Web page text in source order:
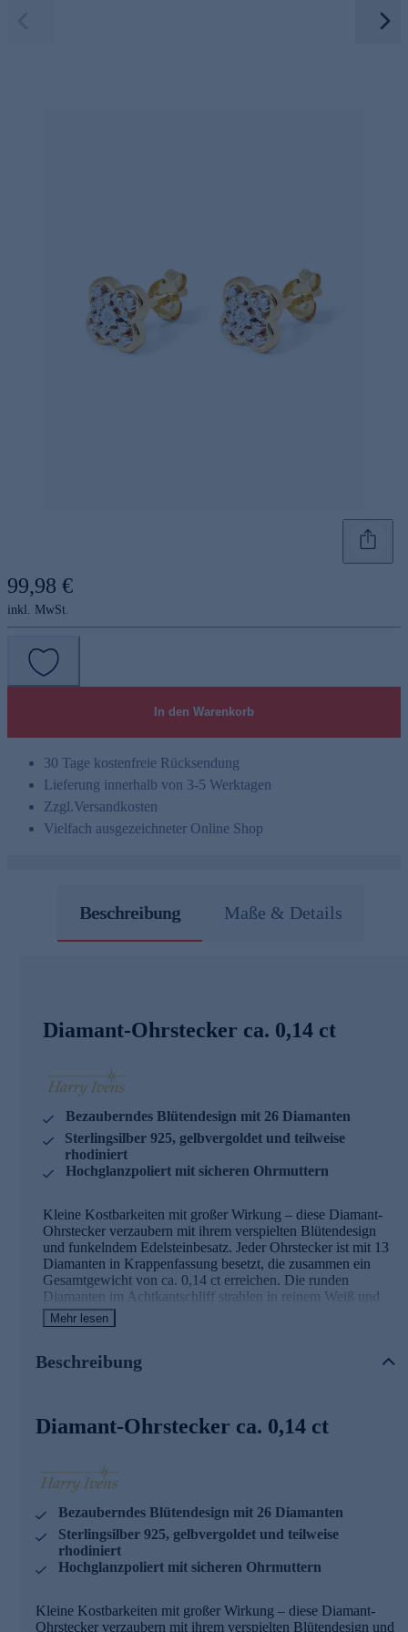
99,98 €
inkl. MwSt.
In den Warenkorb
30 Tage kostenfreie Rücksendung
Lieferung innerhalb von 3-5 Werktagen
Zzgl.Versandkosten
Vielfach ausgezeichneter Online Shop
Beschreibung Maße & Details
Diamant-Ohrstecker ca. 0,14 ct
Bezauberndes Blütendesign mit 26 Diamanten
Sterlingsilber 925, gelbvergoldet und teilweise
rhodiniert
Hochglanzpoliert mit sicheren Ohrmuttern
Kleine Kostbarkeiten mit großer Wirkung – diese Diamant-
Ohrstecker verzaubern mit ihrem verspielten Blütendesign
und funkelndem Edelsteinbesatz. Jeder Ohrstecker ist mit 13
Diamanten in Krappenfassung besetzt, die zusammen ein
Gesamtgewicht von ca. 0,14 ct erreichen. Die runden
Diamanten im Achtkantschliff strahlen in reinem Weiß und
sorgen für ein bezauberndes Funkeln bei jedem Lichteinfall.
Gefasst sind die kostbaren Steine in hochglanzpoliertem
Mikron veredelt wurde. Die teilweise Rhodinierung der
die sowohl im Alltag als auch zu festlichen Anlässen eine
schönes Schmuckstück, das Ihre natürliche Ausstrahlung auf
bezaubernde Weise unterstreicht. Was die Qualität unserer
Schmuckstücke angeht, gehen wir keine Kompromisse ein.
Aus diesem Grund werden unsere Schmuckwaren von
unserer Qualitätssicherung und seitens des Lieferanten
strengsten Prüfprozessen unterzogen. Unter anderem
beinhalten unsere Prüfprozesse Prüfungen auf Konformität
Edelmetallkontrollgesetzgebung.
Mehr lesen
Beschreibung
Diamant-Ohrstecker ca. 0,14 ct
Bezauberndes Blütendesign mit 26 Diamanten
Sterlingsilber 925, gelbvergoldet und teilweise
rhodiniert
Hochglanzpoliert mit sicheren Ohrmuttern
Kleine Kostbarkeiten mit großer Wirkung – diese Diamant-
Ohrstecker verzaubern mit ihrem verspielten Blütendesign und